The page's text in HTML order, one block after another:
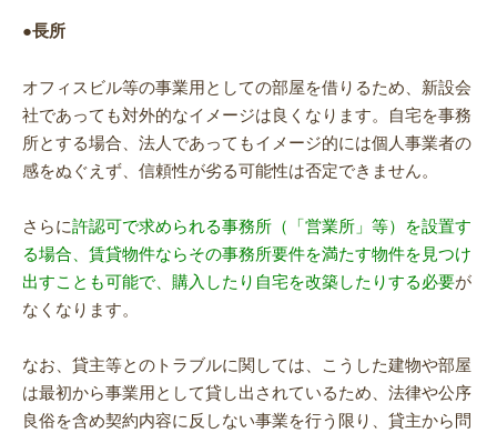
●長所
オフィスビル等の事業用としての部屋を借りるため、新設会
社であっても対外的なイメージは良くなります。自宅を事務
所とする場合、法人であってもイメージ的には個人事業者の
感をぬぐえず、信頼性が劣る可能性は否定できません。
さらに許認可で求められる事務所（「営業所」等）を設置す
る場合、賃貸物件ならその事務所要件を満たす物件を見つけ
出すことも可能で、購入したり自宅を改築したりする必要が
なくなります。
なお、貸主等とのトラブルに関しては、こうした建物や部屋
は最初から事業用として貸し出されているため、法律や公序
良俗を含め契約内容に反しない事業を行う限り、貸主から問